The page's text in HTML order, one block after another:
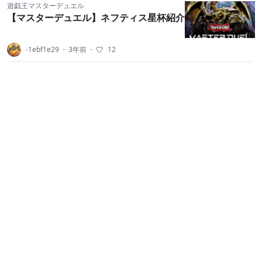
遊戯王マスターデュエル
【マスターデュエル】ネフティス星杯紹介
-1ebf1e29 ・ 3年前 ・ 12